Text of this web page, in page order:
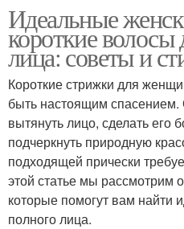
Идеальные
короткие волосы
лица: советы и
Короткие стрижки для
быть настоящим
вытянуть лицо, сделать
подчеркнуть природную
подходящей прически
этой статье мы рассмотрим
которые помогут вам найти
полного лица.